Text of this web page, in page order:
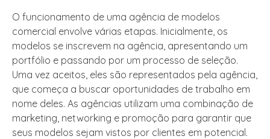
O funcionamento de uma agência de modelos
comercial envolve várias etapas. Inicialmente, os
modelos se inscrevem na agência, apresentando um
portfólio e passando por um processo de seleção.
Uma vez aceitos, eles são representados pela agência,
que começa a buscar oportunidades de trabalho em
nome deles. As agências utilizam uma combinação de
marketing, networking e promoção para garantir que
seus modelos sejam vistos por clientes em potencial.